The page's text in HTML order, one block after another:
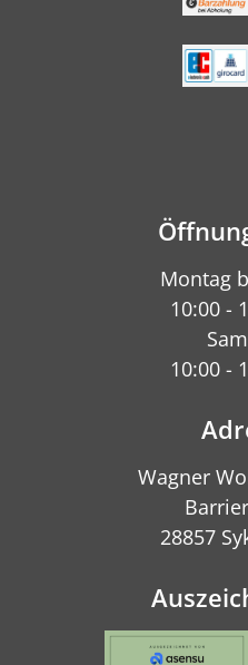
Montag
10:00 -
10:00 -
Wagner
28857